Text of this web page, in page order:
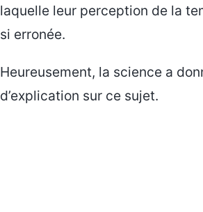
laquelle leur perception de la
si erronée.
Heureusement, la science a
d’explication sur ce sujet.